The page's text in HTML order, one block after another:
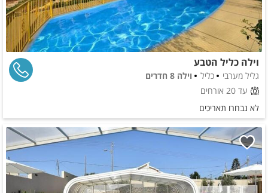
וילה כליל הטבע
גליל מערבי כליל
וילה 8 חדרים
עד 20 אורחים
לא נבחרו תאריכים